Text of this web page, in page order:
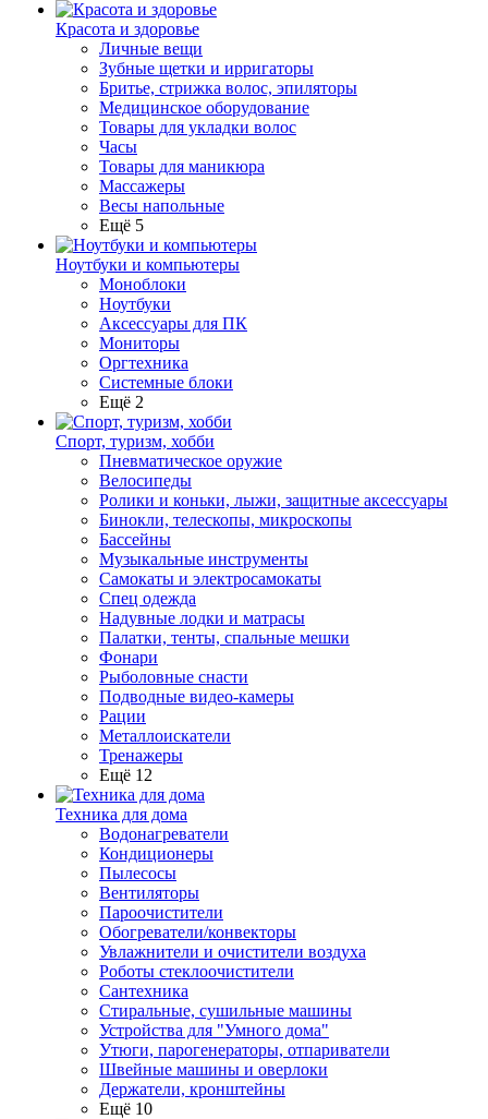
Красота и здоровье
Личные вещи
Зубные щетки и ирригаторы
Бритье, стрижка волос, эпиляторы
Медицинское оборудование
Товары для укладки волос
Часы
Товары для маникюра
Массажеры
Весы напольные
Ещё 5
Ноутбуки и компьютеры
Моноблоки
Ноутбуки
Аксессуары для ПК
Мониторы
Оргтехника
Системные блоки
Ещё 2
Спорт, туризм, хобби
Пневматическое оружие
Велосипеды
Ролики и коньки, лыжи, защитные аксессуары
Бинокли, телескопы, микроскопы
Бассейны
Музыкальные инструменты
Самокаты и электросамокаты
Спец одежда
Надувные лодки и матрасы
Палатки, тенты, спальные мешки
Фонари
Рыболовные снасти
Подводные видео-камеры
Рации
Металлоискатели
Тренажеры
Ещё 12
Техника для дома
Водонагреватели
Кондиционеры
Пылесосы
Вентиляторы
Пароочистители
Обогреватели/конвекторы
Увлажнители и очистители воздуха
Роботы стеклоочистители
Сантехника
Стиральные, сушильные машины
Устройства для "Умного дома"
Утюги, парогенераторы, отпариватели
Швейные машины и оверлоки
Держатели, кронштейны
Ещё 10